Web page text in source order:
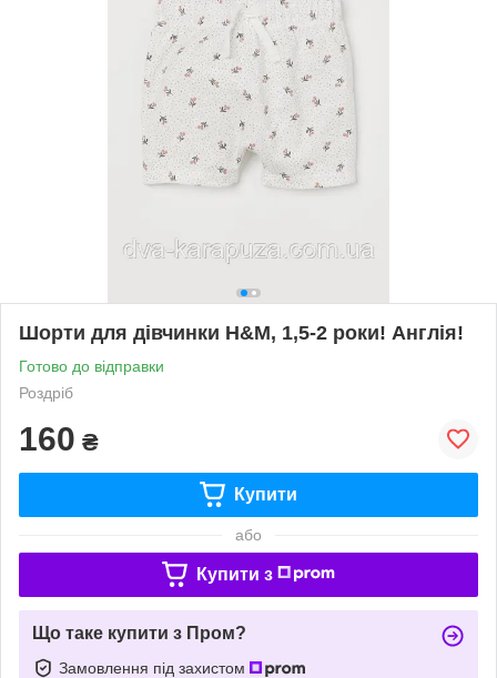
Шорти для дівчинки H&M, 1,5-2 роки! Англія!
Готово до відправки
Роздріб
160 ₴
Купити
або
Купити з
Що таке купити з Пром?
Замовлення під захистом